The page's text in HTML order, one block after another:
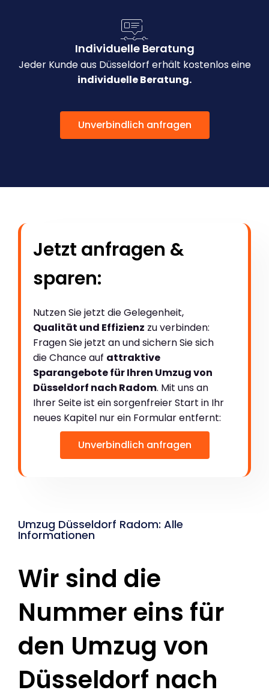
Individuelle Beratung
Jeder Kunde aus Düsseldorf erhält kostenlos eine
individuelle Beratung.
Unverbindlich anfragen
Jetzt anfragen &
sparen:
Nutzen Sie jetzt die Gelegenheit,
Qualität und Effizienz zu verbinden:
Fragen Sie jetzt an und sichern Sie sich
die Chance auf attraktive
Sparangebote für Ihren Umzug von
Düsseldorf nach Radom. Mit uns an
Ihrer Seite ist ein sorgenfreier Start in Ihr
neues Kapitel nur ein Formular entfernt:
Unverbindlich anfragen
Umzug Düsseldorf Radom: Alle
Informationen
Wir sind die
Nummer eins für
den Umzug von
Düsseldorf nach